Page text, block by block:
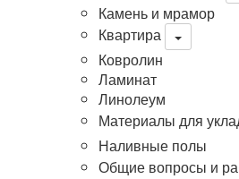
Камень и мрамор
Квартира
Ковролин
Ламинат
Линолеум
Материалы для
Наливные полы
Общие вопросы и